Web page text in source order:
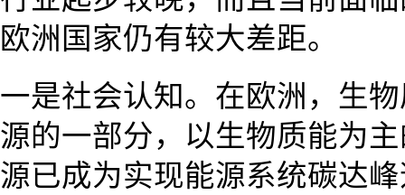
欧洲国家仍有较大差距。
一是社会认知。在欧洲，生
源的一部分，以生物质能为
源已成为实现能源系统碳达